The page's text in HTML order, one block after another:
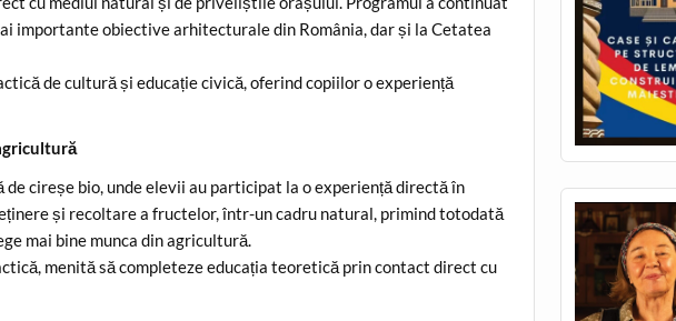
importante obiective arhitecturale din România, dar și la Cetatea
de cultură și educație civică, oferind copiilor o experiență
cireșe bio, unde elevii au participat la o experiență directă în
și recoltare a fructelor, într-un cadru natural, primind totodată
mai bine munca din agricultură.
menită să completeze educația teoretică prin contact direct cu